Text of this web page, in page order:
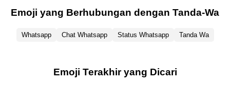
Emoji yang Berhubungan dengan Tanda-Wa
Whatsapp Chat Whatsapp Status Whatsapp Tanda Wa
Emoji Terakhir yang Dicari